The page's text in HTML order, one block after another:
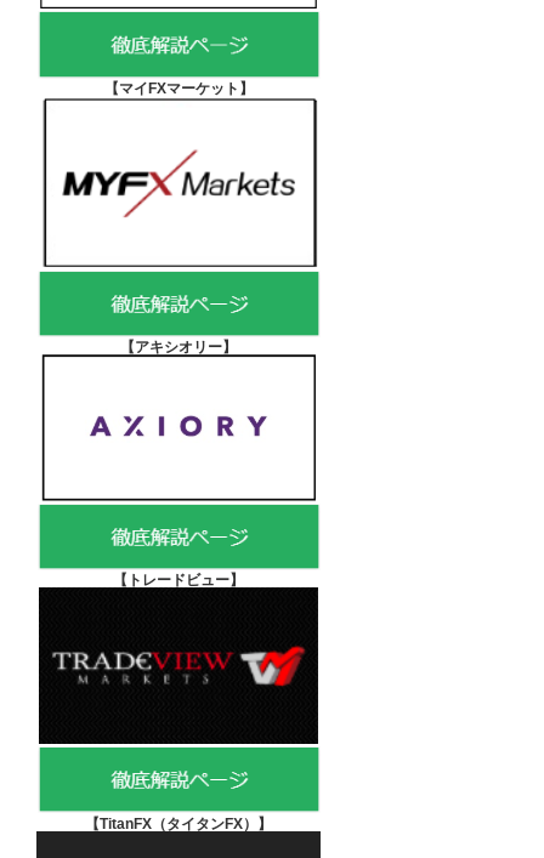
【マイFXマーケット 】
【アキシオリー】
【 トレードビュー】
【TitanFX（タイタンFX） 】